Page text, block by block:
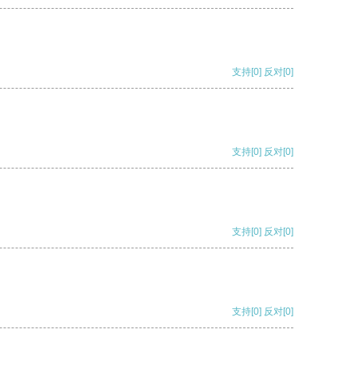
支持[0] 反对[0]
支持[0] 反对[0]
支持[0] 反对[0]
支持[0] 反对[0]